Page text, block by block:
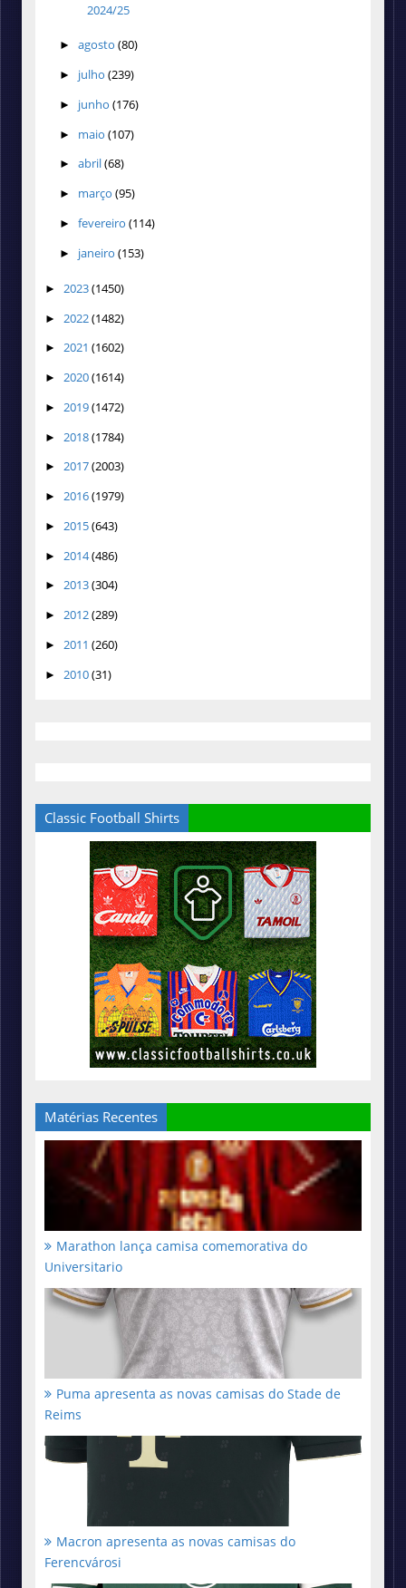
2024/25
► agosto (80)
► julho (239)
► junho (176)
► maio (107)
► abril(68)
► março (95)
► fevereiro (114)
► janeiro (153)
► 2023(1450)
► 2022(1482)
► 2021 (1602)
► 2020(1614)
► 2019(1472)
► 2018(1784)
► 2017(2003)
► 2016(1979)
► 2015(643)
► 2014(486)
► 2013(304)
► 2012(289)
► 2011 (260)
► 2010(31)
Classic Football Shirts
Matérias Recentes
Marathon lança camisa comemorativa do
Universitario
Puma apresenta as novas camisas do Stade de
Reims
Macron apresenta as novas camisas do
Ferencvárosi